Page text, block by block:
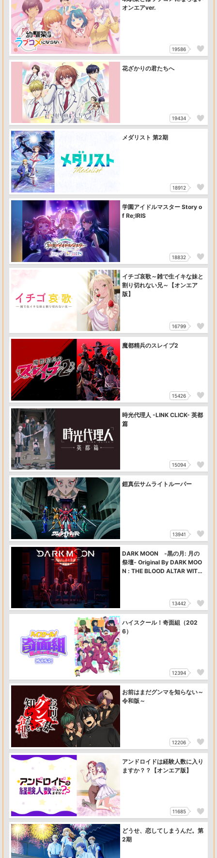
オンエアver.
19586
花ざかりの君たちへ
19434
メダリスト 第2期
18912
学園アイドルマスター Story o
f Re;IRIS
18832
イチゴ哀歌～雑で生イキな妹と
割り切れない兄～【オンエア
版】
16799
魔都精兵のスレイブ2
15426
時光代理人 -LINK CLICK- 英都
篇
15094
鎧真伝サムライトルーパー
13941
DARK MOON -黒の月: 月の
祭壇- Original By DARK MOO
N : THE BLOOD ALTAR WITH
13442
ハイスクール！奇面組（202
6）
12394
お前はまだグンマを知らない～
令和版～
12206
アンドロイドは経験人数に入り
ますか？？【オンエア版】
11685
どうせ、恋してしまうんだ。第
2期